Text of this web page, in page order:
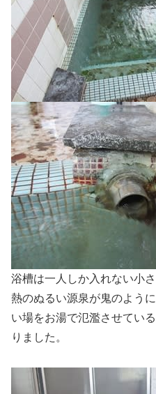
浴槽は一人しか入れない小
熱のぬるい源泉が鬼のよう
い場をお湯で氾濫させてい
りました。